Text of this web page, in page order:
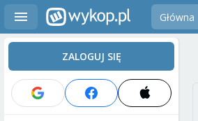
Główna
ZALOGUJ SIĘ